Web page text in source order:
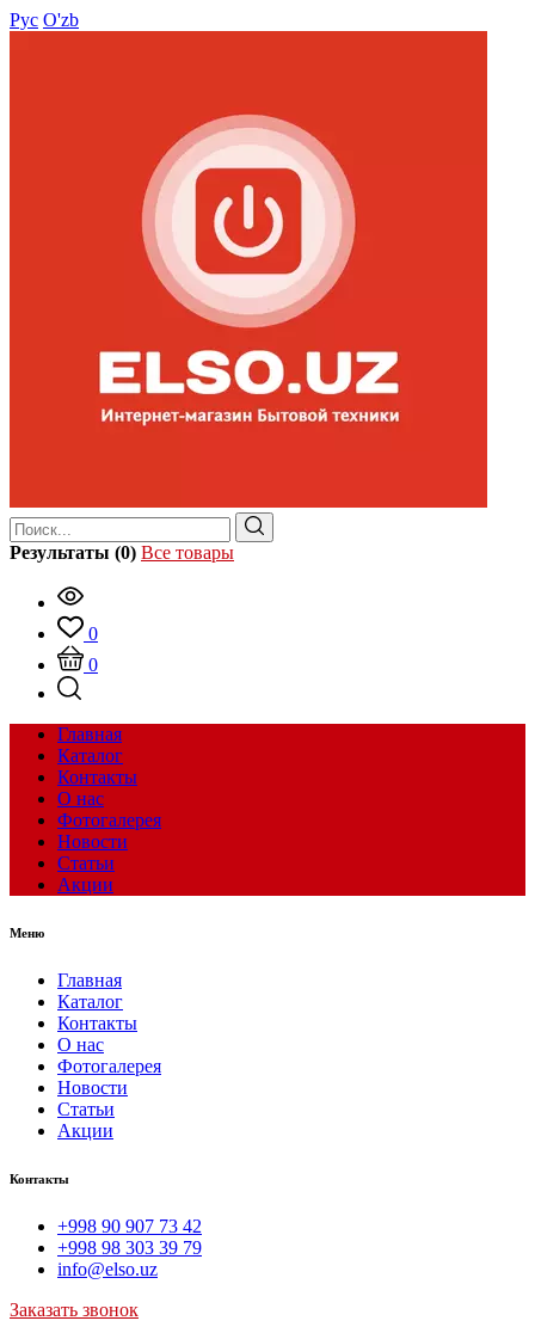
Рус O'zb
Результаты (0) Все товары
0
0
Главная
Каталог
Контакты
О нас
Фотогалерея
Новости
Статьи
Акции
Меню
Главная
Каталог
Контакты
О нас
Фотогалерея
Новости
Статьи
Акции
Контакты
+998 90 907 73 42
+998 98 303 39 79
info@elso.uz
Заказать звонок